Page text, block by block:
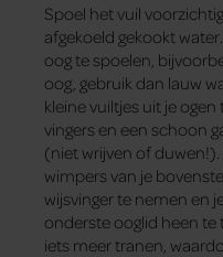
Spoel het vuil
afgekoeld gekookt
oog te spoelen,
oog, gebruik dan lauw
kleine vuiltjes uit je
vingers en een schoon
(niet wrijven of
wimpers van je
wijsvinger te nemen en
onderste ooglid heen te
iets meer tranen,